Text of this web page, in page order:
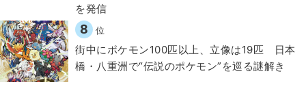
を発信
8 位
街中にポケモン100匹以上、立像は19匹 日本
橋・八重洲で“伝説のポケモン”を巡る謎解き